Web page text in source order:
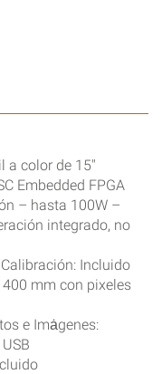
a color de 15″
Embedded FPGA
– hasta 100W –
integrado, no
Incluido
400 mm con pixeles
e Imȧgenes: